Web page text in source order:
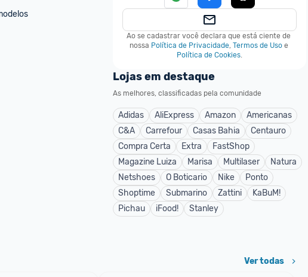
Ao se cadastrar você declara que está ciente de
nossa Política de Privacidade, Termos de Uso e
Política de Cookies.
Lojas em destaque
As melhores, classificadas pela comunidade
Adidas AliExpress Amazon
Americanas
C&A
Carrefour Casas Bahia
Centauro
Compra Certa
Extra
FastShop
Magazine Luiza
Marisa Multilaser
Natura
Netshoes
O Boticario Nike
Ponto
Shoptime
Submarino Zattini
KaBuM!
Pichau
iFood! Stanley
Ver todas